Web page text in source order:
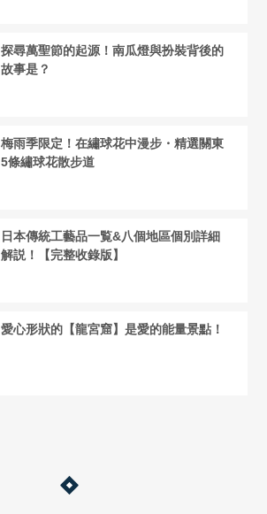
探尋萬聖節的起源！南瓜燈與扮裝背後的
故事是？
梅雨季限定！在繡球花中漫步・精選關東
5條繡球花散步道
日本傳統工藝品一覧&八個地區個別詳細
解説！【完整收錄版】
愛心形狀的【龍宮窟】是愛的能量景點！